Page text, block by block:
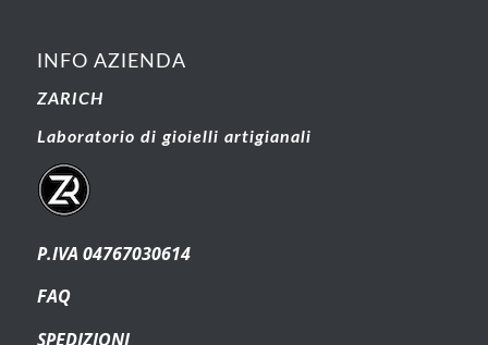
INFO AZIENDA
ZARICH
Laboratorio di gioielli artigianali
P.IVA 04767030614
FAQ
SPEDIZIONI